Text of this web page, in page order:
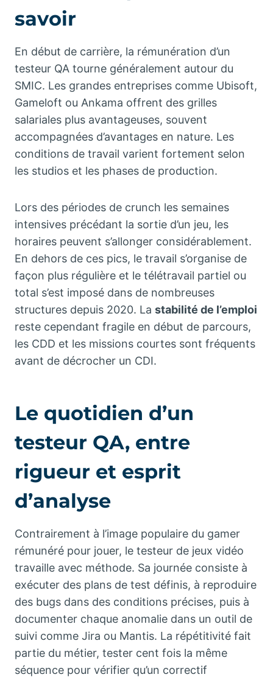
savoir
En début de carrière, la rémunération d’un
testeur QA tourne généralement autour du
SMIC. Les grandes entreprises comme Ubisoft,
Gameloft ou Ankama offrent des grilles
salariales plus avantageuses, souvent
accompagnées d’avantages en nature. Les
conditions de travail varient fortement selon
les studios et les phases de production.
Lors des périodes de crunch les semaines
intensives précédant la sortie d’un jeu, les
horaires peuvent s’allonger considérablement.
En dehors de ces pics, le travail s’organise de
façon plus régulière et le télétravail partiel ou
total s’est imposé dans de nombreuses
structures depuis 2020. La stabilité de l’emploi
reste cependant fragile en début de parcours,
les CDD et les missions courtes sont fréquents
avant de décrocher un CDI.
Le quotidien d’un
testeur QA, entre
rigueur et esprit
d’analyse
Contrairement à l’image populaire du gamer
rémunéré pour jouer, le testeur de jeux vidéo
travaille avec méthode. Sa journée consiste à
exécuter des plans de test définis, à reproduire
des bugs dans des conditions précises, puis à
documenter chaque anomalie dans un outil de
suivi comme Jira ou Mantis. La répétitivité fait
partie du métier, tester cent fois la même
séquence pour vérifier qu’un correctif